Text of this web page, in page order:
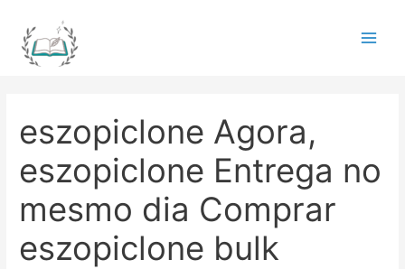
content
eszopiclone Agora,
eszopiclone Entrega no
mesmo dia Comprar
eszopiclone bulk